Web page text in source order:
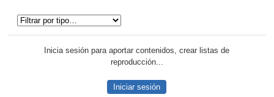
Inicia sesión para aportar contenidos, crear listas de
reproducción...
Iniciar sesión